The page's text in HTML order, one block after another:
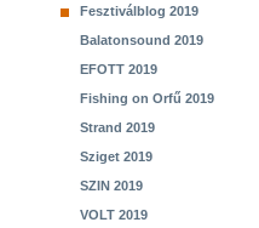
Fesztiválblog 2019
Balatonsound 2019
EFOTT 2019
Fishing on Orfű 2019
Strand 2019
Sziget 2019
SZIN 2019
VOLT 2019